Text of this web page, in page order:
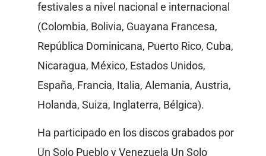
festivales a nivel nacional e internacional
(Colombia, Bolivia, Guayana Francesa,
República Dominicana, Puerto Rico, Cuba,
Nicaragua, México, Estados Unidos,
España, Francia, Italia, Alemania, Austria,
Holanda, Suiza, Inglaterra, Bélgica).
Ha participado en los discos grabados por
Un Solo Pueblo y Venezuela Un Solo